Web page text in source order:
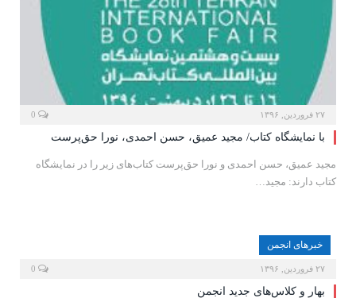
۲۷ فروردین, ۱۳۹۶
با نمایشگاه کتاب/ مجید عمیق، حسن احمدی، نورا حق‌پرست
مجید عمیق، حسن احمدی و نورا حق‌پرست کتاب‌های زیر را در نمایشگاه
کتاب دارند: مجید…
خبرهای انجمن
۲۷ فروردین, ۱۳۹۶
بهار و کلاس‌های جدید انجمن